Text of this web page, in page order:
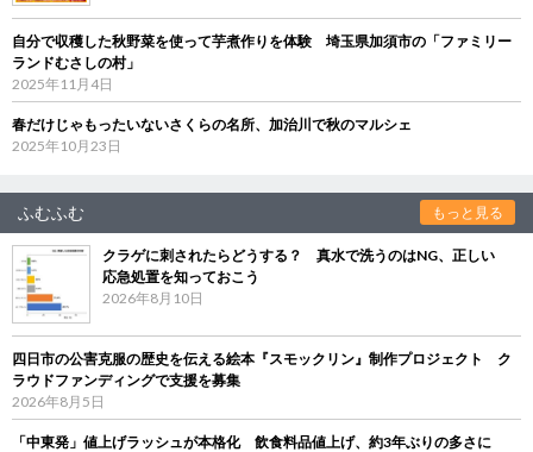
自分で収穫した秋野菜を使って芋煮作りを体験 埼玉県加須市の「ファミリー
ランドむさしの村」
2025年11月4日
春だけじゃもったいないさくらの名所、加治川で秋のマルシェ
2025年10月23日
ふむふむ もっと見る
クラゲに刺されたらどうする？ 真水で洗うのはNG、正しい
応急処置を知っておこう
2026年8月10日
四日市の公害克服の歴史を伝える絵本『スモックリン』制作プロジェクト ク
ラウドファンディングで支援を募集
2026年8月5日
「中東発」値上げラッシュが本格化 飲食料品値上げ、約3年ぶりの多さに